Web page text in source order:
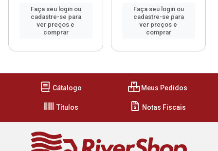
Faça seu login ou
cadastre-se para
ver preços e
comprar
Faça seu login ou
cadastre-se para
ver preços e
comprar
Cátalogo Meus Pedidos
Títulos Notas Fiscais